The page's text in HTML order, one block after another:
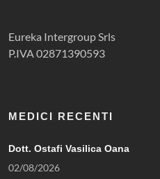
Eureka Intergroup Srls
P.IVA 02871390593
MEDICI RECENTI
Dott. Ostafi Vasilica Oana
02/08/2026